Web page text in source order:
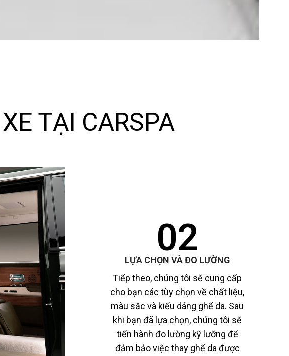
TẠI CARSPA
02
LỰA CHỌN VÀ ĐO LƯỜNG
Tiếp theo, chúng tôi sẽ cung cấp
cho bạn các tùy chọn về chất liệu,
màu sắc và kiểu dáng ghế da. Sau
khi bạn đã lựa chọn, chúng tôi sẽ
tiến hành đo lường kỹ lưỡng để
đảm bảo việc thay ghế da được